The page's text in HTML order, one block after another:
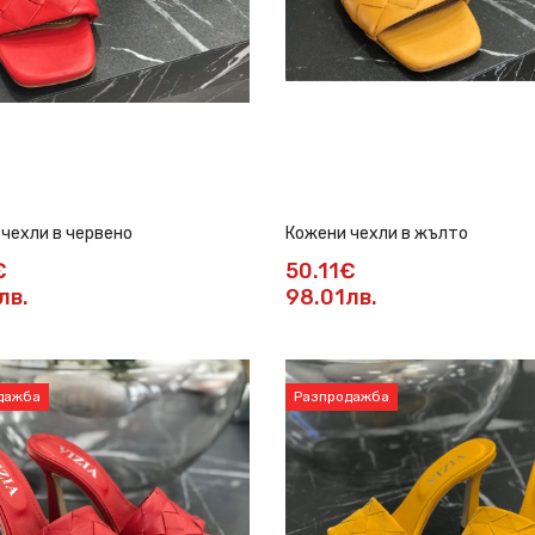
в червено Кожени чехли в жълто
50.11€
98.01лв.
Разпродажба